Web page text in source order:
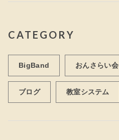
CATEGORY
BigBand おんさらい会
ブログ 教室システム